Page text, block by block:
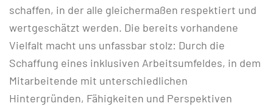
schaffen, in der alle gleichermaßen respektiert und
wertgeschätzt werden. Die bereits vorhandene
Vielfalt macht uns unfassbar stolz: Durch die
Schaffung eines inklusiven Arbeitsumfeldes, in dem
Mitarbeitende mit unterschiedlichen
Hintergründen, Fähigkeiten und Perspektiven